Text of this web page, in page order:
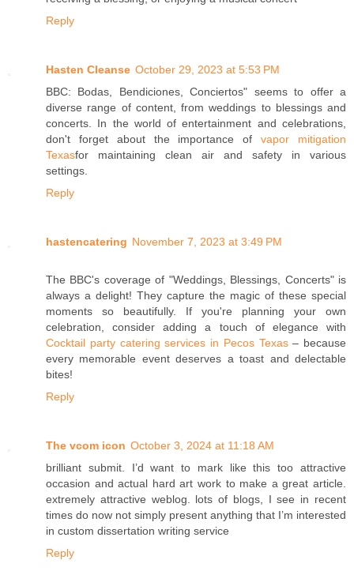
Reply
Hasten Cleanse October 29, 2023 at 5:53 PM
BBC: Bodas, Bendiciones, Conciertos" seems to offer a
diverse range of content, from weddings to blessings and
concerts. In the world of entertainment and celebrations,
don't forget about the importance ofvapor mitigation
Texasfor maintaining clean air and safety in various
settings.
Reply
hastencatering November 7, 2023 at 3:49 PM
The BBC's coverage of "Weddings, Blessings, Concerts" is
always a delight! They capture the magic of these special
moments so beautifully. If you're planning your own
celebration, consider adding a touch of elegance with
Cocktail party catering services in Pecos Texas– because
every memorable event deserves a toast and delectable
bites!
Reply
The vcom icon October 3, 2024 at 11:18 AM
brilliant submit. I’d want to mark like this too attractive
occasion and actual hard art work to make a great article.
extremely attractive weblog. lots of blogs, I see in recent
times do now not simply present anything that I’m interested
in custom dissertation writing service
Reply